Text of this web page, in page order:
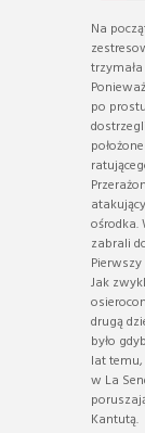
Na
po
ośrodka.
zabrali
Jak
drugą
było
lat
w La
Kantutą.